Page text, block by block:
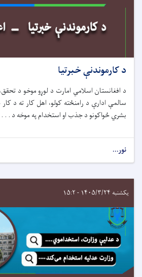
د کارموندنې خبرتیا
د افغانستان اسلامي امارت د لوړو موخو د
سالمې ادارې د رامنځته کولو، اهل کار ته د کار
بشري ځواکونو د جذب او استخدام په موخه د . . .
نور...
یکشنبه ۱۴۰۵/۳/۲۴ - ۱۵:۲